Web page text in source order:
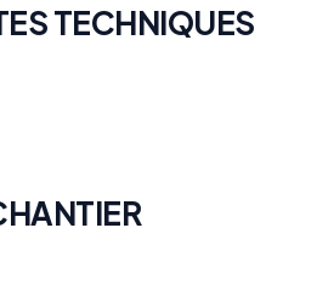
TECHNIQUES